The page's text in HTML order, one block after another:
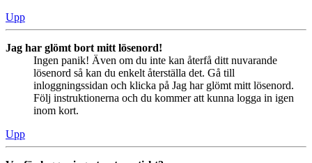
Upp
Jag har glömt bort mitt lösenord!
Ingen panik! Även om du inte kan återfå ditt nuvarande
lösenord så kan du enkelt återställa det. Gå till
inloggningssidan och klicka på Jag har glömt mitt lösenord.
Följ instruktionerna och du kommer att kunna logga in igen
inom kort.
Upp